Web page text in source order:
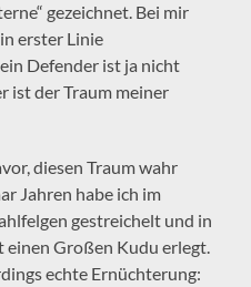
gezeichnet. Bei mir
erster Linie
Defender ist ja nicht
ist der Traum meiner
diesen Traum wahr
Jahren habe ich im
gestreichelt und in
einen Großen Kudu erlegt.
echte Ernüchterung: